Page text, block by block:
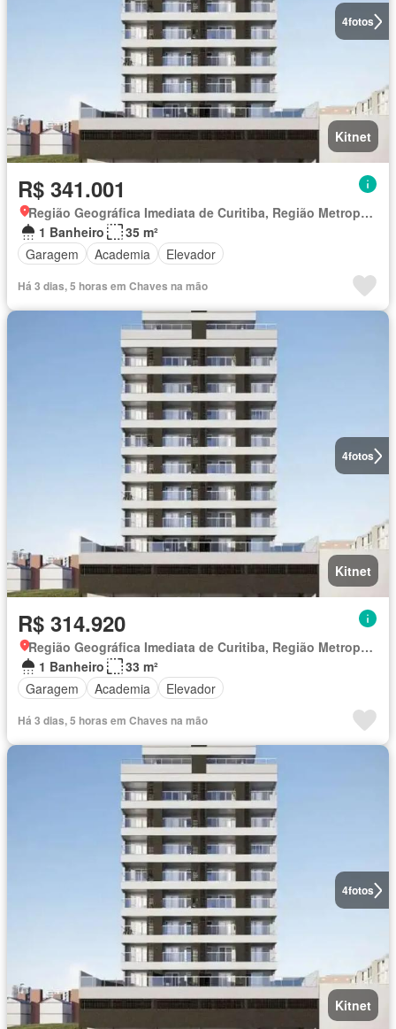
4fotos
Kitnet
R$ 341.001
Região Geográfica Imediata de Curitiba, Região Metropolitana de Curitiba
1 Banheiro
35 m²
Garagem
Academia Elevador
Há 3 dias, 5 horas em Chaves na mão
4fotos
Kitnet
R$ 314.920
Região Geográfica Imediata de Curitiba, Região Metropolitana de Curitiba
1 Banheiro
33 m²
Garagem
Academia Elevador
Há 3 dias, 5 horas em Chaves na mão
4fotos
Kitnet